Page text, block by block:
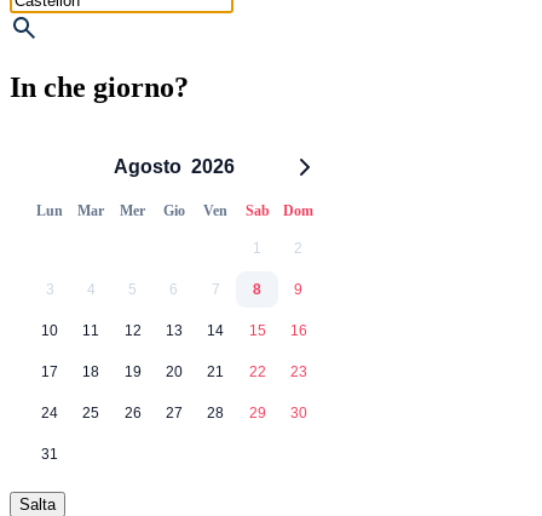
In che giorno?
Agosto 2026
Lun Mar Mer Gio Ven Sab Dom
1 2
3 4 5 6 7 8 9
10 11 12 13 14 15 16
17 18 19 20 21 22 23
24 25 26 27 28 29 30
31
Salta